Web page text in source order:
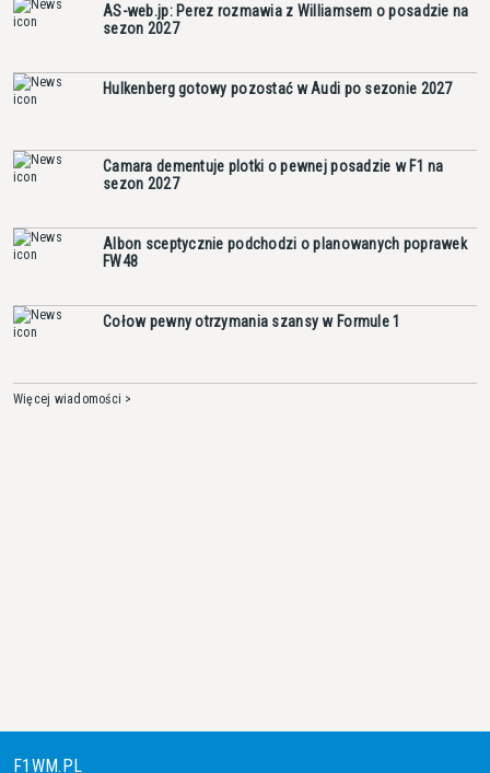
AS-web.jp: Perez rozmawia z Williamsem o posadzie na
sezon 2027
Hulkenberg gotowy pozostać w Audi po sezonie 2027
Camara dementuje plotki o pewnej posadzie w F1 na
sezon 2027
Albon sceptycznie podchodzi o planowanych poprawek
FW48
Cołow pewny otrzymania szansy w Formule 1
Więcej wiadomości >
F1WM.PL